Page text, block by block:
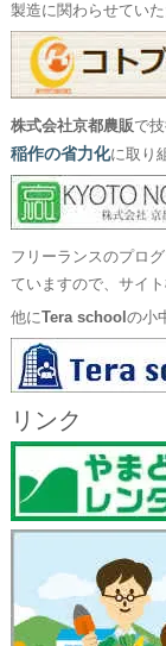
製造に関わらせていた
株式会社京都農販で
稲作の省力化に取り
フリーランスのプロ
ていますので、サイ
他にTera school の小
リンク